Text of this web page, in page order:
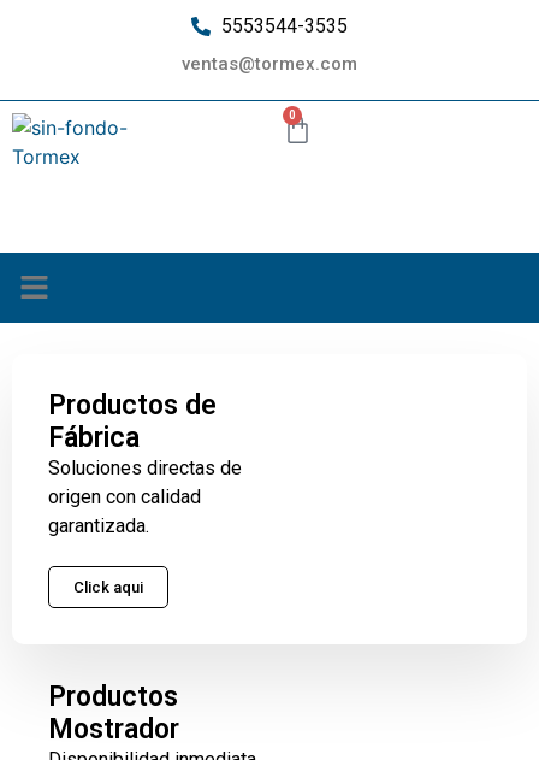
5553544-3535
ventas@tormex.com
0
Productos de
Fábrica
Soluciones directas de
origen con calidad
garantizada.
Click aqui
Productos
Mostrador